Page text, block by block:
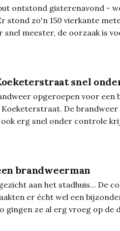
ontstond gisterenavond -
stond zo'n 150 vierkante
snel meester, de oorzaak is
snel
opgeroepen voor een
De
erg snel onder controle
brandweerman
aan het stadhuis... De
er écht wel een